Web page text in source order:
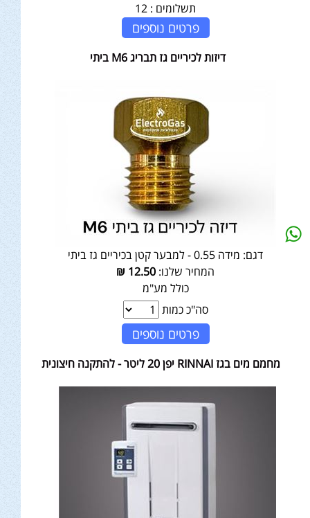
תשלומים : 12
פרטים נוספים
דיזות לכיריים גז תבריג M6 ביתי
דגם: מידה 0.55 - למבער קטן בכיריים גז ביתי
המחיר שלנו: 12.50
₪
כולל מע"מ
סה"כ כמות
פרטים נוספים
מחמם מים בגז RINNAI יפן 20 ליטר - להתקנה חיצונית